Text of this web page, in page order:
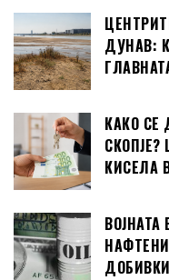
ДУНАВ:
КАКО СЕ
КИСЕЛА